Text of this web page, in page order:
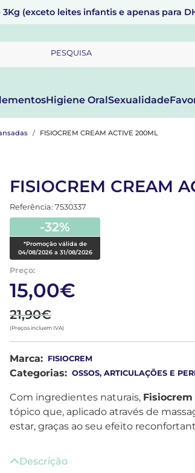
(exceto leites infantis e apenas para
PESQUISA
Higiene OralSexualidade
FISIOCREM CREAM ACTIVE 200ML
FISIOCREM CREAM
Referência: 7530337
-32%
*Promoção válida de
04/08/2026 a 31/08/2026
Preço:
15,00€
21,90€
(Preços incluem IVA)
Marca: FISIOCREM
Categorias: OSSOS, ARTICULAÇÕES E
Com ingredientes naturais,
tópico que, aplicado através de
estar, graças ao seu efeito
Descrição